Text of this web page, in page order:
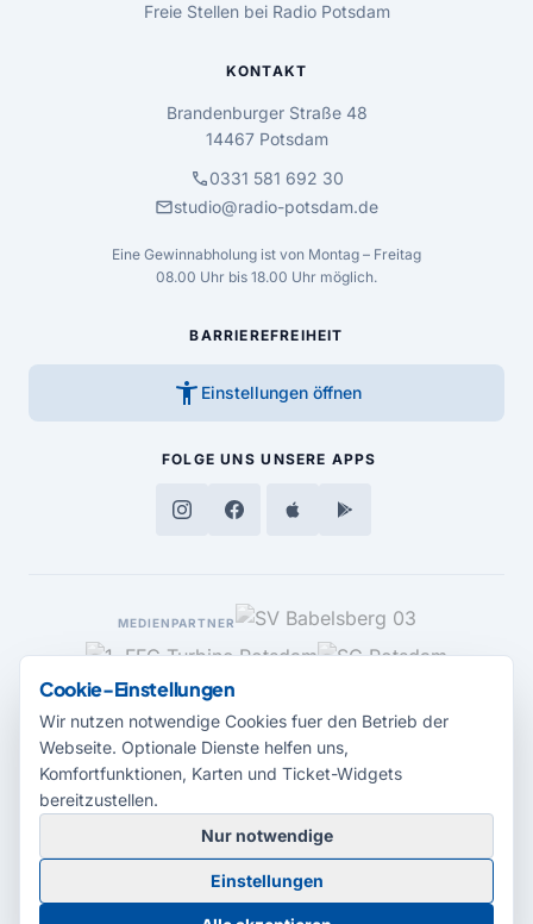
Freie Stellen bei Radio Potsdam
KONTAKT
Brandenburger Straße 48
14467 Potsdam
call0331 581 692 30
mailstudio@radio-potsdam.de
Eine Gewinnabholung ist von Montag – Freitag
08.00 Uhr bis 18.00 Uhr möglich.
BARRIEREFREIHEIT
accessibility_new Einstellungen öffnen
FOLGE UNS UNSERE APPS
MEDIENPARTNER
© 2026 Radio Potsdam. Webseite entwickelt durch dieMedienagentur
Babelsberg
BarrierefreiheitserklärungAGBDatenschutzImpressum
Cookie-Einstellungen
Wir nutzen notwendige Cookies fuer den Betrieb der
Webseite. Optionale Dienste helfen uns,
Komfortfunktionen, Karten und Ticket-Widgets
bereitzustellen.
Nur notwendige
Einstellungen